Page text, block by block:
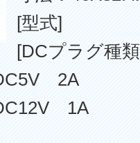
[型式]
[DCプラグ種
2A
1A